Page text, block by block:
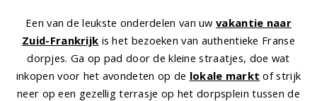
Een van de leukste onderdelen van uwvakantie naar
Zuid-Frankrijk is het bezoeken van authentieke Franse
dorpjes. Ga op pad door de kleine straatjes, doe wat
inkopen voor het avondeten op de lokale markt of strijk
neer op een gezellig terrasje op het dorpsplein tussen de